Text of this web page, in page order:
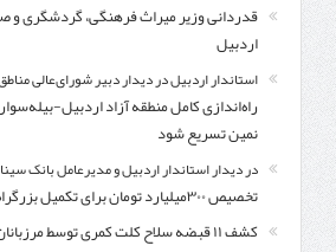
قدردانی وزیر میراث فرهنگی، گردشگری و
اردبیل
استاندار اردبیل در دیدار دبیر شورای‌عالی
راه‌اندازی کامل منطقه آزاد اردبیل-
نمین تسریع شود
در دیدار استاندار اردبیل و مدیرعامل بانک
تخصیص ۳۰۰میلیارد تومان برای تکمیل بزرگراه اردبیل-سرچم
کشف ۱۱ قبضه سلاح کلت کمری توسط مرزبانان هنگ مرزی ارومیه